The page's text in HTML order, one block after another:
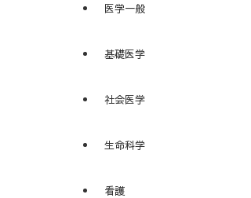
医学一般
基礎医学
社会医学
生命科学
看護